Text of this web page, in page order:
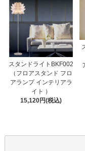
スタンドライトBKF002
（フロアスタンド フロ
アランプ インテリアラ
イト ）
15,120円(税込)